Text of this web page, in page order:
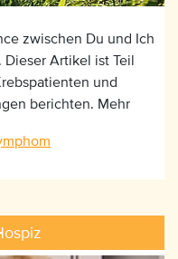
zwischen Du und Ich
Artikel ist Teil
und
berichten. Mehr